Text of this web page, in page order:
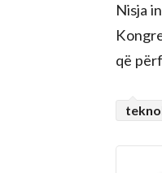
Nisja
që